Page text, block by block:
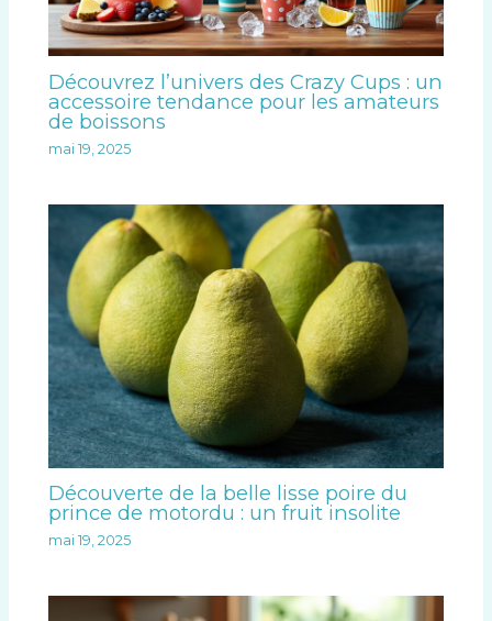
Découvrez l’univers des Crazy Cups : un
accessoire tendance pour les amateurs
de boissons
mai 19, 2025
Découverte de la belle lisse poire du
prince de motordu : un fruit insolite
mai 19, 2025